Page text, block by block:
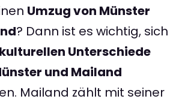
Umzug von Münster
? Dann ist es wichtig, sich
kulturellen Unterschiede
und Mailand
Mailand zählt mit seiner